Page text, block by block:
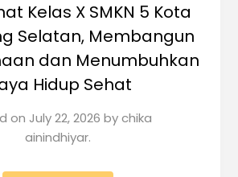
Kelas X SMKN 5 Kota
Selatan, Membangun
dan Menumbuhkan
Hidup Sehat
on July 22, 2026 bychika
ainindhiyar.